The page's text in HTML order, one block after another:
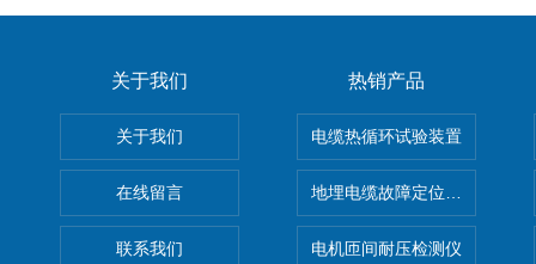
关于我们
关于我们
在线留言
联系我们
热销产品
电缆热循环试验装置
地埋电缆故障定位仪 地下电
电机匝间耐压检测仪